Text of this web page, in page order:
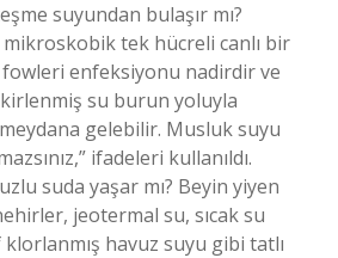
suyundan bulaşır mı?
tek hücreli canlı bir
enfeksiyonu nadirdir ve
su burun yoluyla
gelebilir. Musluk suyu
ifadeleri kullanıldı.
suda yaşar mı? Beyin yiyen
jeotermal su, sıcak su
klorlanmış havuz suyu gibi tatlı